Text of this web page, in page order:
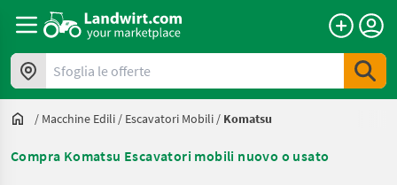
Sfoglia le offerte
/ Macchine Edili / Escavatori Mobili / Komatsu
Compra Komatsu Escavatori mobili nuovo o usato